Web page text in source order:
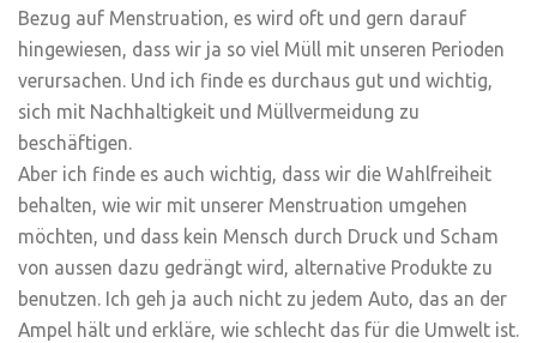
Bezug auf Menstruation, es wird oft und gern darauf
hingewiesen, dass wir ja so viel Müll mit unseren Perioden
verursachen. Und ich finde es durchaus gut und wichtig,
sich mit Nachhaltigkeit und Müllvermeidung zu
beschäftigen.
Aber ich finde es auch wichtig, dass wir die Wahlfreiheit
behalten, wie wir mit unserer Menstruation umgehen
möchten, und dass kein Mensch durch Druck und Scham
von aussen dazu gedrängt wird, alternative Produkte zu
benutzen. Ich geh ja auch nicht zu jedem Auto, das an der
Ampel hält und erkläre, wie schlecht das für die Umwelt ist.